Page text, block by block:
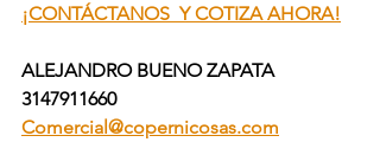
¡CONTÁCTANOS  Y COTIZA AHORA!
ALEJANDRO BUENO ZAPATA
3147911660
Comercial@copernicosas.com